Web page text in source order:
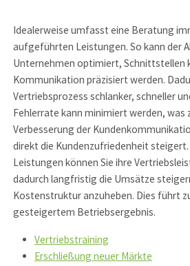
Idealerweise umfasst eine Beratung
aufgeführten Leistungen. So kann der
Unternehmen optimiert, Schnittstellen
Kommunikation präzisiert werden.
Vertriebsprozess schlanker, schneller
Fehlerrate kann minimiert werden, was
Verbesserung der
direkt die Kundenzufriedenheit steigert.
Leistungen können Sie ihre
dadurch langfristig die Umsätze
Kostenstruktur anzuheben. Dies führt
gesteigertem Betriebsergebnis.
Vertriebstraining
Erschließung neuer Märkte